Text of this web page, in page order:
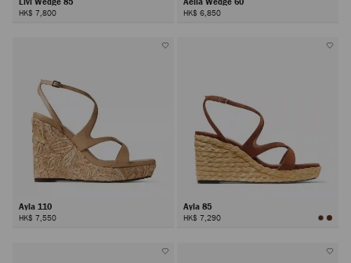
HK$ 7,800 HK$ 6,850
Ayla 110
HK$ 7,550
Ayla 85
HK$ 7,290